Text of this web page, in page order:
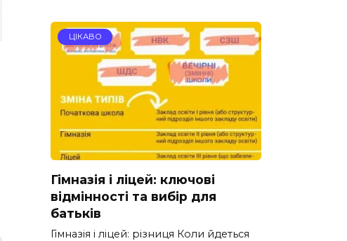
ЦІКАВО
Гімназія і ліцей: ключові
відмінності та вибір для
батьків
Гімназія і ліцей: різниця Коли йдеться